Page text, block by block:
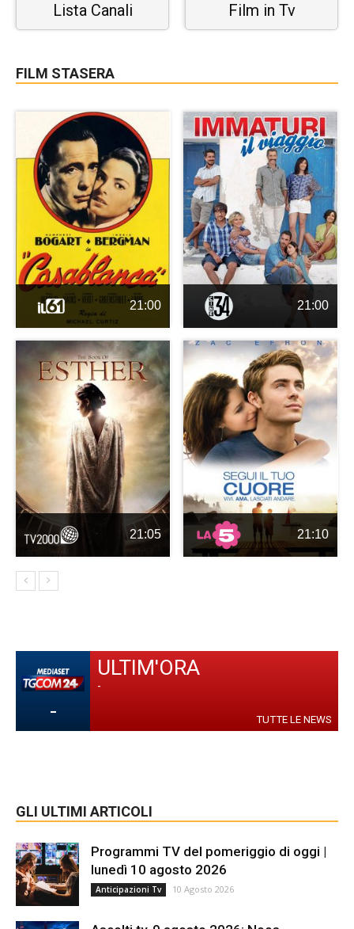
Lista Canali Film in Tv
FILM STASERA
21:00 21:00
21:05 21:10
-
ULTIM'ORA
-
TUTTE LE NEWS
GLI ULTIMI ARTICOLI
Programmi TV del pomeriggio di oggi |
lunedì 10 agosto 2026
Anticipazioni Tv 10 Agosto 2026